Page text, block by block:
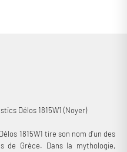
Délos 1815W1 (Noyer)
1815W1 tire son nom d’un des
de Grèce. Dans la mythologie,